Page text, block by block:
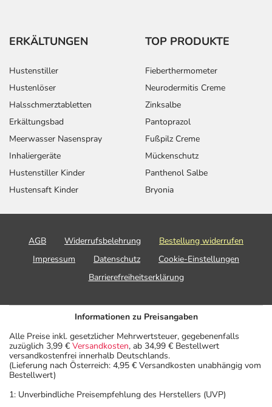
ERKÄLTUNGEN
Hustenstiller
Hustenlöser
Halsschmerztabletten
Erkältungsbad
Meerwasser Nasenspray
Inhaliergeräte
Hustenstiller Kinder
Hustensaft Kinder
TOP PRODUKTE
Fieberthermometer
Neurodermitis Creme
Zinksalbe
Pantoprazol
Fußpilz Creme
Mückenschutz
Panthenol Salbe
Bryonia
AGB Widerrufsbelehrung
Bestellung widerrufen
Impressum
Datenschutz
Cookie-Einstellungen
Barrierefreiheitserklärung
Informationen zu Preisangaben
Alle Preise inkl. gesetzlicher Mehrwertsteuer, gegebenenfalls
zuzüglich 3,99 € Versandkosten, ab 34,99 € Bestellwert
versandkostenfrei innerhalb Deutschlands.
(Lieferung nach Österreich: 4,95 € Versandkosten unabhängig vom
Bestellwert)
1: Unverbindliche Preisempfehlung des Herstellers (UVP)